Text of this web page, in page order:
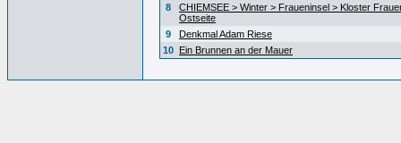
8
CHIEMSEE > Winter > Fraueninsel > Kloster
Ostseite
9
Denkmal Adam Riese
10 Ein Brunnen an der Mauer